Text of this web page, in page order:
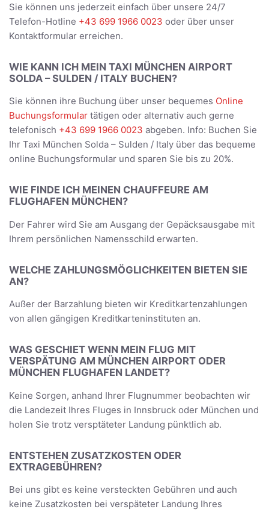
Sie können uns jederzeit einfach über unsere 24/7
Telefon-Hotline +43 699 1966 0023 oder über unser
Kontaktformular erreichen.
WIE KANN ICH MEIN TAXI MÜNCHEN AIRPORT
SOLDA – SULDEN / ITALY BUCHEN?
Sie können ihre Buchung über unser bequemes Online
Buchungsformular tätigen oder alternativ auch gerne
telefonisch +43 699 1966 0023 abgeben. Info: Buchen Sie
Ihr Taxi München Solda – Sulden / Italy über das bequeme
online Buchungsformular und sparen Sie bis zu 20%.
WIE FINDE ICH MEINEN CHAUFFEURE AM
FLUGHAFEN MÜNCHEN?
Der Fahrer wird Sie am Ausgang der Gepäcksausgabe mit
Ihrem persönlichen Namensschild erwarten.
WELCHE ZAHLUNGSMÖGLICHKEITEN BIETEN SIE
AN?
Außer der Barzahlung bieten wir Kreditkartenzahlungen
von allen gängigen Kreditkarteninstituten an.
WAS GESCHIET WENN MEIN FLUG MIT
VERSPÄTUNG AM MÜNCHEN AIRPORT ODER
MÜNCHEN FLUGHAFEN LANDET?
Keine Sorgen, anhand Ihrer Flugnummer beobachten wir
die Landezeit Ihres Fluges in Innsbruck oder München und
holen Sie trotz versptäteter Landung pünktlich ab.
ENTSTEHEN ZUSATZKOSTEN ODER
EXTRAGEBÜHREN?
Bei uns gibt es keine versteckten Gebühren und auch
keine Zusatzkosten bei verspäteter Landung Ihres